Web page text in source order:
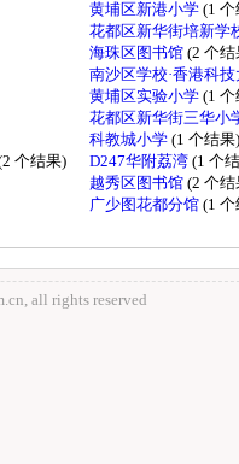
黄埔区新港小学 (1
花都区新华街培新学
海珠区图书馆 (2 个结
南沙区学校·香港科
黄埔区实验小学 (1
花都区新华街三华小
科教城小学 (1 个结果)
个结果) D247华附荔湾 (1 个
越秀区图书馆 (2 个结
广少图花都分馆 (1
all rights reserved